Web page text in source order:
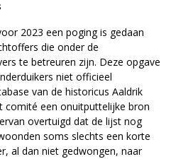
2023 een poging is gedaan
die onder de
te betreuren zijn. Deze opgave
niet officieel
van de historicus Aaldrik
comité een onuitputtelijke bron
overtuigd dat de lijst nog
soms slechts een korte
al dan niet gedwongen, naar